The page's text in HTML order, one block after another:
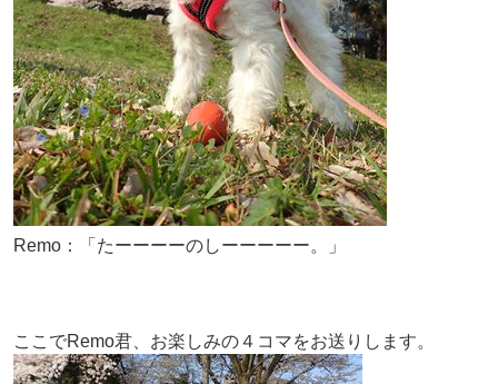
Remo：「たーーーーのしーーーーー。」
ここでRemo君、お楽しみの４コマをお送りします。